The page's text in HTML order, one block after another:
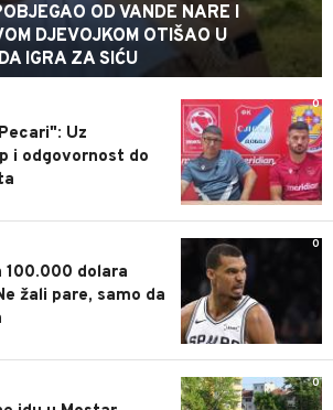
OD VANDE NARE I
DJEVOJKOM OTIŠAO U
IGRA ZA SIĆU
0
Uz
i odgovornost do
0
100.000 dolara
žali pare, samo da
0